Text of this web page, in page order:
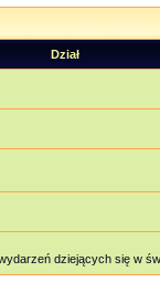
Dział
dziejących się w